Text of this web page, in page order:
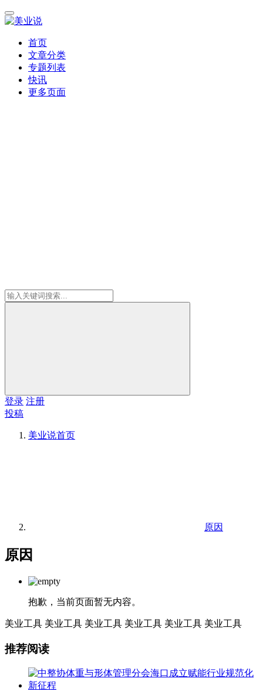
首页
文章分类
专题列表
快讯
更多页面
登录 注册
投稿
美业说首页
原因
原因
抱歉，当前页面暂无内容。
美业工具 美业工具 美业工具 美业工具 美业工具 美业工具
推荐阅读